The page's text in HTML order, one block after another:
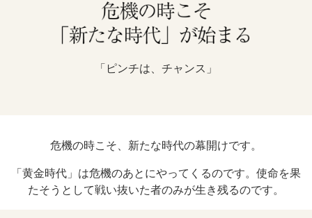
「ピンチは、チャンス」
危機の時こそ、新たな時代の幕開けです。
「黄金時代」は危機のあとにやってくるのです。使命を果
たそうとして戦い抜いた者のみが生き残るのです。